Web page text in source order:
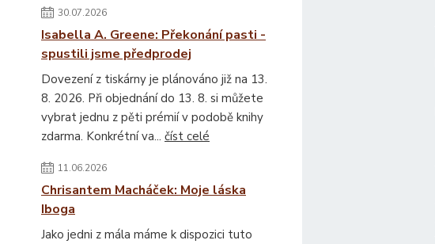
30.07.2026
Isabella A. Greene: Překonání pasti -
spustili jsme předprodej
Dovezení z tiskárny je plánováno již na 13.
8. 2026. Při objednání do 13. 8. si můžete
vybrat jednu z pěti prémií v podobě knihy
zdarma. Konkrétní va... číst celé
11.06.2026
Chrisantem Macháček: Moje láska
Iboga
Jako jedni z mála máme k dispozici tuto